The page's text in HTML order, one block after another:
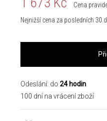
Cena
Nejnižší cena za posledních 30
Odeslání: do 24 hodin
100 dní na vrácení zboží